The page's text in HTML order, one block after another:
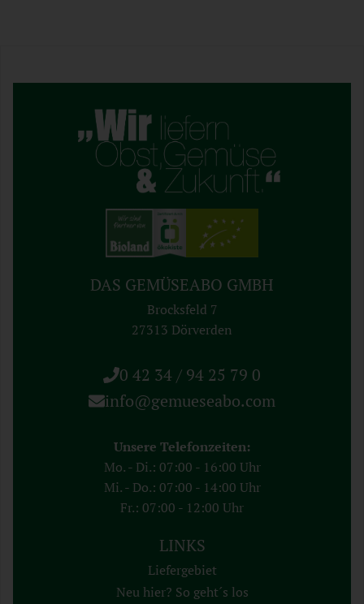
DAS GEMÜSEABO GMBH
Brocksfeld 7
27313 Dörverden
0 42 34 / 94 25 79 0
info@gemueseabo.com
Unsere Telefonzeiten:
Mo. - Di.: 07:00 - 16:00 Uhr
Mi. - Do.: 07:00 - 14:00 Uhr
Fr.: 07:00 - 12:00 Uhr
LINKS
Liefergebiet
Neu hier? So geht´s los